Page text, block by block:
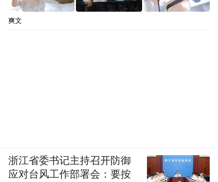
爽文
浙江省委书记主持召开防御
应对台风工作部署会：要按